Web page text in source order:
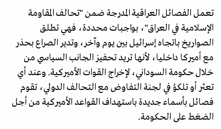
تعمل الفصائل العراقية المدرجة ضمن "تحالف المقاومة
الإسلامية في العراق"، بواجبات محددة، فهي تطلق
الصواريخ باتجاه إسرائيل بين يوم وآخر، وتدير الصراع بحذر
مع أميركا داخليا، لأنها تريد تحفيز الجانب السياسي من
خلال حكومة السوداني، لإخراج القوات الأميركية. وعند أي
تعثر أو تلكؤ في لجنة التفاوض مع التحالف الدولي، تقوم
فصائل بأسماء جديدة باستهداف القواعد الأميركية من أجل
الضغط على الحكومة.